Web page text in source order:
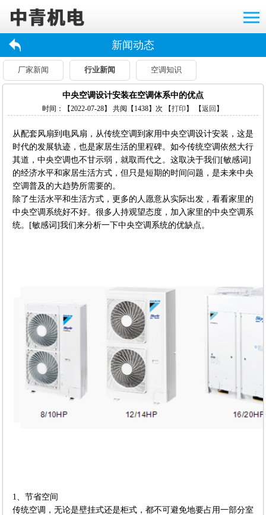
新闻动态
厂家新闻 行业新闻 空调知识
中央空调设计安装在空调体系中的优点
时间：【2022-07-28】 共阅【1438】次 【打印】 【返回】
从配套风扇到电风扇，从传统空调到家用中央空调设计安装，这是
时代的发展轨迹，也是家居生活的里程碑。如今传统空调依然大行
其道，中央空调也不甘示弱，就取而代之。这取决于我们[敏感词]
的经济水平和家居生活方式，但只是短期的时间问题，是未来中央
空调普及的大趋势所需要的。
除了生活水平和生活方式，更多的人愿意从实际出发，看看家里的
中央空调系统好不好。很多人持观望态度，加入家里的中央空调系
统。[敏感词]我们来分析一下中央空调系统的优缺点。
1、节省空间
传统空调，无论是壁挂式还是柜式，都不可避免地要占用一部分室